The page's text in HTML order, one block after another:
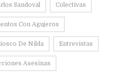
Sandoval Colectivas
Con Agujeros
De Nilda Entrevistas
Asesinas